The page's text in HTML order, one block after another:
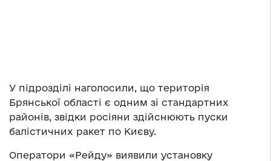
У підрозділі наголосили, що територія
Брянської області є одним зі стандартних
районів, звідки росіяни здійснюють пуски
балістичних ракет по Києву.
Оператори «Рейду» виявили установку